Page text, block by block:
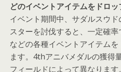
どのイベントアイテムをドロッ
イベント期間中、サダルスウ
スターを討伐すると、一定確率
などの各種イベントアイテム
ます。4thアニバメダルの獲得
フィールドによって異なります。